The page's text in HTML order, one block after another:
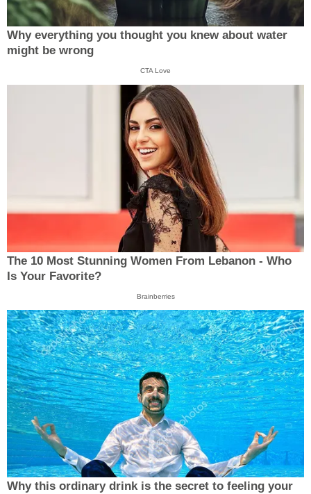
Why everything you thought you knew about water
might be wrong
CTA Love
The 10 Most Stunning Women From Lebanon - Who
Is Your Favorite?
Brainberries
Why this ordinary drink is the secret to feeling your